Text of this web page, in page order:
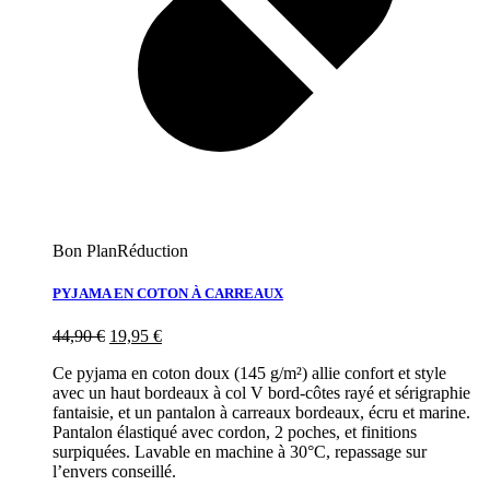
Bon PlanRéduction
PYJAMA EN COTON À CARREAUX
44,90€ 19,95 €
Ce pyjama en coton doux (145 g/m²) allie confort et style
avec un haut bordeaux à col V bord-côtes rayé et sérigraphie
fantaisie, et un pantalon à carreaux bordeaux, écru et marine.
Pantalon élastiqué avec cordon, 2 poches, et finitions
surpiquées. Lavable en machine à 30°C, repassage sur
l’envers conseillé.